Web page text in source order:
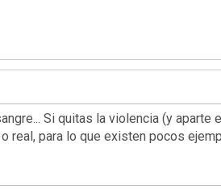
Si quitas la violencia (y aparte
real, para lo que existen pocos